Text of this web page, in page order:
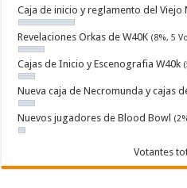
Caja de inicio y reglamento del Viejo
Revelaciones Orkas de W40K (8%, 5
Cajas de Inicio y Escenografia W40k
Nueva caja de Necromunda y cajas
Nuevos jugadores de Blood Bowl
Votantes